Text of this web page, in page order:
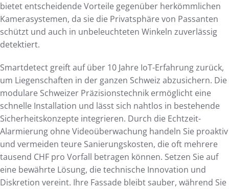
bietet entscheidende Vorteile gegenüber herkömmlichen
Kamerasystemen, da sie die Privatsphäre von Passanten
schützt und auch in unbeleuchteten Winkeln zuverlässig
detektiert.
Smartdetect greift auf über 10 Jahre IoT-Erfahrung zurück,
um Liegenschaften in der ganzen Schweiz abzusichern. Die
modulare Schweizer Präzisionstechnik ermöglicht eine
schnelle Installation und lässt sich nahtlos in bestehende
Sicherheitskonzepte integrieren. Durch die Echtzeit-
Alarmierung ohne Videoüberwachung handeln Sie proaktiv
und vermeiden teure Sanierungskosten, die oft mehrere
tausend CHF pro Vorfall betragen können. Setzen Sie auf
eine bewährte Lösung, die technische Innovation und
Diskretion vereint. Ihre Fassade bleibt sauber, während Sie